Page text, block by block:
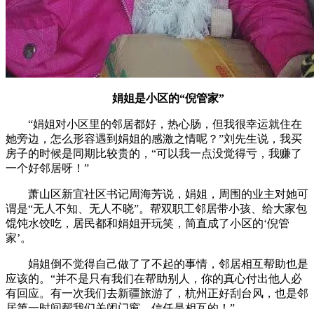
娟姐是小区的“倪管家”
“娟姐对小区里的邻居都好，热心肠，但我很幸运就住在
她旁边，怎么形容遇到娟姐的感激之情呢？”刘先生说，我买
房子的时候是同期比较贵的，“可以我一点没觉得亏，我赚了
一个好邻居呀！”
萧山区新宜社区书记周海芳说，娟姐，周围的业主对她可
谓是“无人不知、无人不晓”。帮双职工邻居带小孩、给大家包
馄饨水饺吃，居民都和娟姐开玩笑，简直成了小区的‘倪管
家’。
娟姐倒不觉得自己做了了不起的事情，邻居相互帮助也是
应该的。“并不是只有我们在帮助别人，你的真心付出他人必
有回应。有一次我们去新疆旅游了，杭州正好刮台风，也是邻